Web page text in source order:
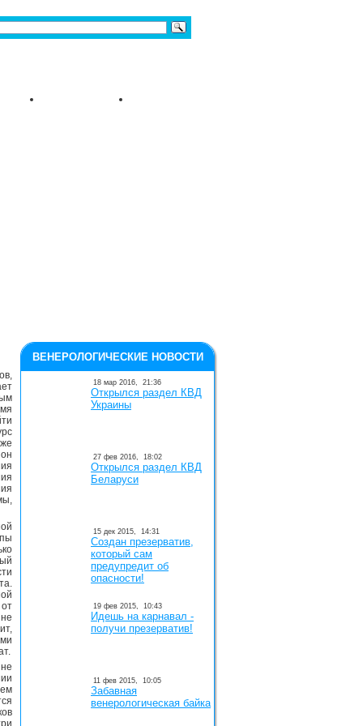
ВЕНЕРОЛОГИЧЕСКИЕ НОВОСТИ
18 мар 2016, 21:36
Открылся раздел КВД
Украины
27 фев 2016, 18:02
Открылся раздел КВД
Беларуси
15 дек 2015, 14:31
Создан презерватив,
который сам
предупредит об
опасности!
19 фев 2015, 10:43
Идешь на карнавал -
получи презерватив!
11 фев 2015, 10:05
Забавная
венерологическая байка